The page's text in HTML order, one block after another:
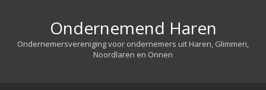
Ondernemend Haren
Ondernemersvereniging voor ondernemers uit Haren, Glimmen,
Noordlaren en Onnen